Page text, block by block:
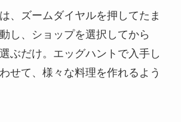
、ズームダイヤルを押してたま
し、ショップを選択してから
ぶだけ。エッグハントで入手し
せて、様々な料理を作れるよう